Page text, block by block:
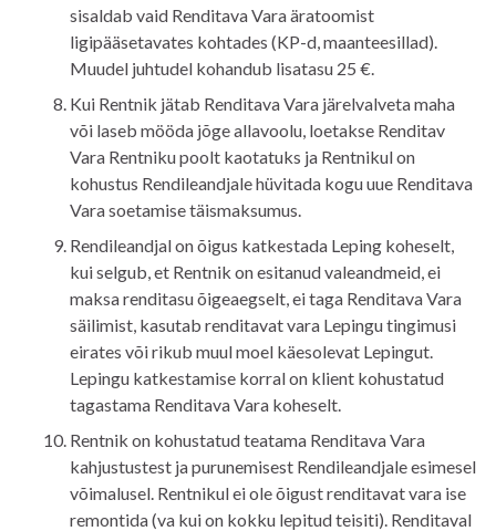
sisaldab vaid Renditava Vara äratoomist
ligipääsetavates kohtades (KP-d, maanteesillad).
Muudel juhtudel kohandub lisatasu 25 €
Kui Rentnik jätab Renditava Vara järelvalveta maha
või laseb mööda jõge allavoolu, loetakse Renditav
Vara Rentniku poolt kaotatuks ja Rentnikul on
kohustus Rendileandjale hüvitada kogu uue Renditava
Vara soetamise täismaksumus.
Rendileandjal on õigus katkestada Leping koheselt,
kui selgub, et Rentnik on esitanud valeandmeid, ei
maksa renditasu õigeaegselt, ei taga Renditava Vara
säilimist, kasutab renditavat vara Lepingu tingimusi
eirates või rikub muul moel käesolevat Lepingut.
Lepingu katkestamise korral on klient kohustatud
tagastama Renditava Vara koheselt.
Rentnik on kohustatud teatama Renditava Vara
kahjustustest ja purunemisest Rendileandjale esimesel
võimalusel. Rentnikul ei ole õigust renditavat vara ise
remontida (va kui on kokku lepitud teisiti). Renditaval